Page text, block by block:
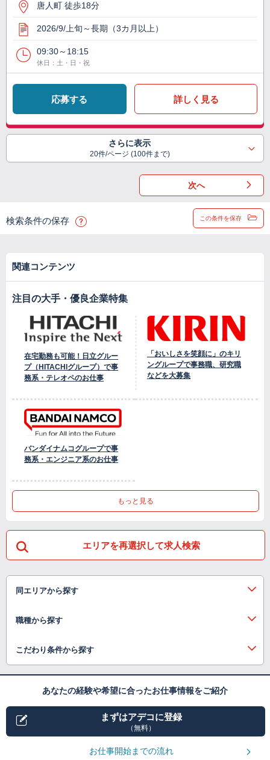
唐人町 徒歩18分
2026/9/上旬～長期（3カ月以上）
09:30～18:15
休日：土・日・祝
応募する 詳しく見る
さらに表示
20件/ページ (100件まで)
次へ
検索条件の保存 この条件を保存
関連コンテンツ
注目の大手・優良企業特集
在宅勤務も可能！日立グルー
プ（HITACHIグループ）で事
務系・テレオペのお仕事
「おいしさを笑顔に」のキリ
ングループで事務職、研究職
などを大募集
バンダイナムコグループで事
務系・エンジニア系のお仕事
もっと見る
エリアを再選択して求人検索
同エリアから探す
職種から探す
こだわり条件から探す
あなたの経験や希望に合ったお仕事情報をご紹介
まずはアデコに登録
（無料）
お仕事開始までの流れ